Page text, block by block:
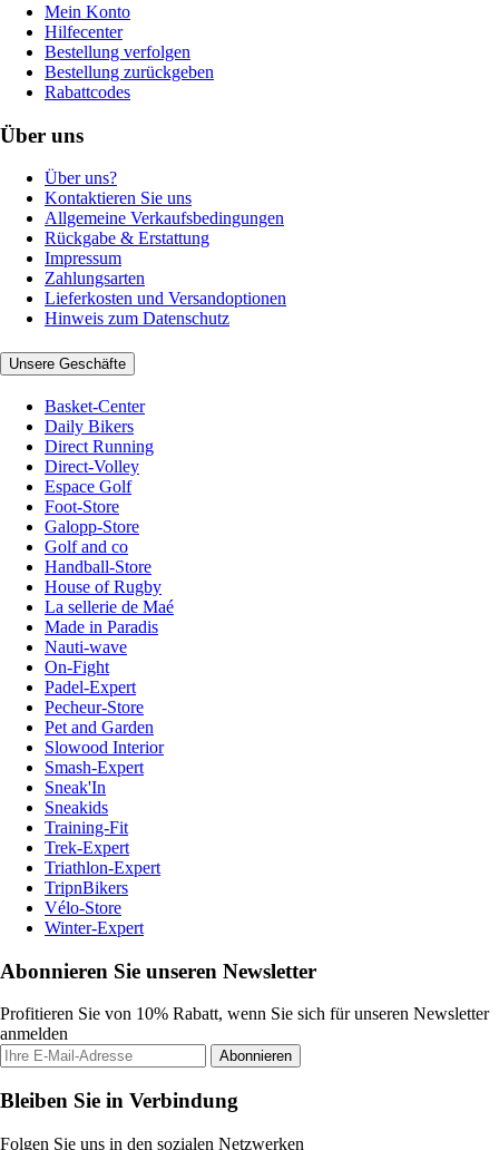
Mein Konto
Hilfecenter
Bestellung verfolgen
Bestellung zurückgeben
Rabattcodes
Über uns
Über uns?
Kontaktieren Sie uns
Allgemeine Verkaufsbedingungen
Rückgabe & Erstattung
Impressum
Zahlungsarten
Lieferkosten und Versandoptionen
Hinweis zum Datenschutz
Unsere Geschäfte
Basket-Center
Daily Bikers
Direct Running
Direct-Volley
Espace Golf
Foot-Store
Galopp-Store
Golf and co
Handball-Store
House of Rugby
La sellerie de Maé
Made in Paradis
Nauti-wave
On-Fight
Padel-Expert
Pecheur-Store
Pet and Garden
Slowood Interior
Smash-Expert
Sneak'In
Sneakids
Training-Fit
Trek-Expert
Triathlon-Expert
TripnBikers
Vélo-Store
Winter-Expert
Abonnieren Sie unseren Newsletter
Profitieren Sie von 10% Rabatt, wenn Sie sich für unseren Newsletter
anmelden
Abonnieren
Bleiben Sie in Verbindung
Folgen Sie uns in den sozialen Netzwerken